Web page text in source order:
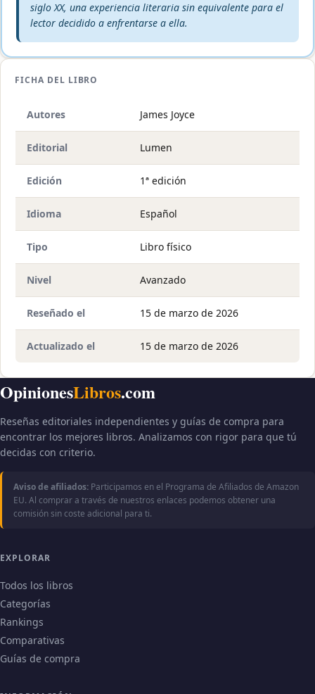
siglo XX, una experiencia literaria sin equivalente para el
lector decidido a enfrentarse a ella.
FICHA DEL LIBRO
Autores James Joyce
Editorial Lumen
Edición 1ª edición
Idioma Español
Tipo Libro físico
Nivel Avanzado
Reseñado el 15 de marzo de 2026
Actualizado el 15 de marzo de 2026
OpinionesLibros.com
Reseñas editoriales independientes y guías de compra para
encontrar los mejores libros. Analizamos con rigor para que tú
decidas con criterio.
Aviso de afiliados: Participamos en el Programa de Afiliados de Amazon
EU. Al comprar a través de nuestros enlaces podemos obtener una
comisión sin coste adicional para ti.
EXPLORAR
Todos los libros
Categorías
Rankings
Comparativas
Guías de compra